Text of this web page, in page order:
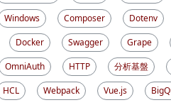
Windows
Composer Dotenv
Docker
Swagger Grape
OmniAuth
HTTP 分析基盤
HCL
Webpack Vue.js